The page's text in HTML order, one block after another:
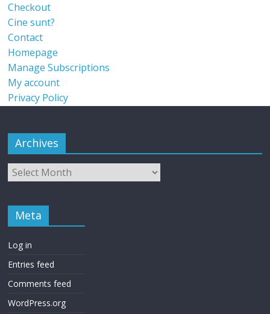
Checkout
Cine sunt?
Contact
Homepage
Manage Subscriptions
My account
Privacy Policy
Archives
Meta
Log in
Entries feed
Comments feed
WordPress.org